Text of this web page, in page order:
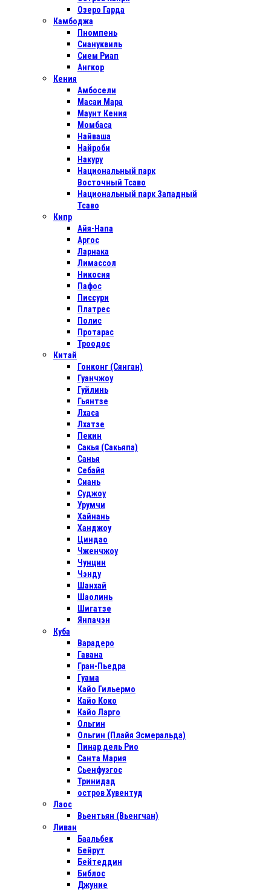
Озеро Гарда
Камбоджа
Пномпень
Сиануквиль
Сием Риап
Ангкор
Кения
Амбосели
Масаи Мара
Маунт Кения
Момбаса
Найваша
Найроби
Накуру
Национальный парк
Восточный Тсаво
Национальный парк Западный
Тсаво
Кипр
Айя-Напа
Аргос
Ларнака
Лимассол
Никосия
Пафос
Писсури
Платрес
Полис
Протарас
Троодос
Китай
Гонконг (Сянган)
Гуанчжоу
Гуйлинь
Гьянтзе
Лхаса
Лхатзе
Пекин
Сакья (Сакьяпа)
Санья
Себайя
Сиань
Суджоу
Урумчи
Хайнань
Ханджоу
Циндао
Чженчжоу
Чунцин
Чэнду
Шанхай
Шаолинь
Шигатзе
Янпачэн
Куба
Варадеро
Гавана
Гран-Пьедра
Гуама
Кайо Гильермо
Кайо Коко
Кайо Ларго
Ольгин
Ольгин (Плайя Эсмеральда)
Пинар дель Рио
Санта Мария
Сьенфуэгос
Тринидад
остров Хувентуд
Лаос
Вьентьян (Вьенгчан)
Ливан
Баальбек
Бейрут
Бейтеддин
Библос
Джуние